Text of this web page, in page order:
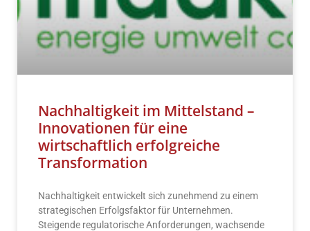
Nachhaltigkeit im Mittelstand –
Innovationen für eine
wirtschaftlich erfolgreiche
Transformation
Nachhaltigkeit entwickelt sich zunehmend zu einem
strategischen Erfolgsfaktor für Unternehmen.
Steigende regulatorische Anforderungen, wachsende